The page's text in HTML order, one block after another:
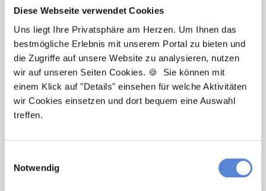
Diese Webseite verwendet Cookies
Uns liegt Ihre Privatsphäre am Herzen. Um Ihnen das
bestmögliche Erlebnis mit unserem Portal zu bieten und
die Zugriffe auf unsere Website zu analysieren, nutzen
wir auf unseren Seiten Cookies. 🍪 Sie können mit
einem Klick auf "Details" einsehen für welche Aktivitäten
wir Cookies einsetzen und dort bequem eine Auswahl
treffen.
Notwendig
Marcel Willing
Ansprechpartner
Sie haben Fragen zu unseren Stellenanzeigen oder
benötigen Unterstützung beim Ausfüllen Ihres
Jetzt zur kostenlosen Stellenanfrage